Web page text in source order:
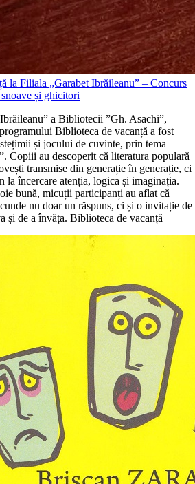
la Filiala „Garabet Ibrăileanu” – Concurs
și ghicitori
a Bibliotecii ”Gh. Asachi”,
Biblioteca de vacanță a fost
și jocului de cuvinte, prin tema
Copiii au descoperit că literatura populară
transmise din generație în generație, ci
la încercare atenția, logica și imaginația.
bună, micuții participanți au aflat că
nu doar un răspuns, ci și o invitație de
și de a învăța. Biblioteca de vacanță